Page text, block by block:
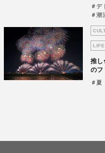
＃デ
＃潮
LIFE
推し
のフ
＃夏